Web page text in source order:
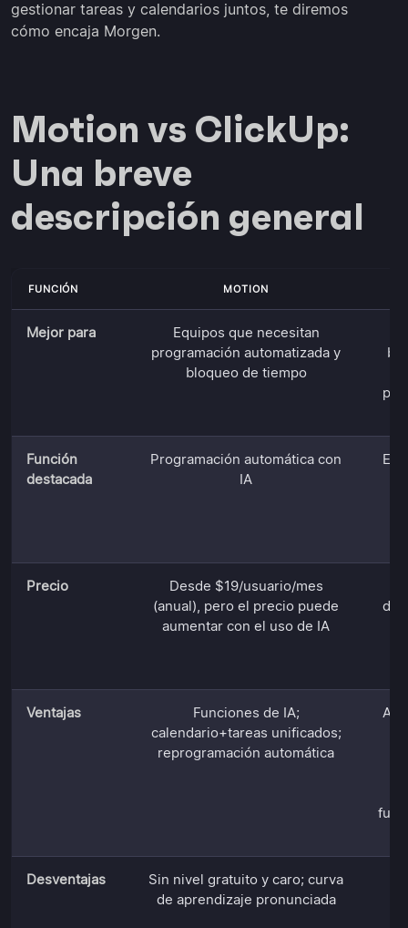
gestionar tareas y calendarios juntos, te diremos
cómo encaja Morgen.
Motion vs ClickUp:
Una breve
descripción general
FUNCIÓN MOTION
Mejor para
Equipos que necesitan
programación automatizada y
bloqueo de tiempo
Función
destacada
Programación automática con
IA
Precio
Desde $19/usuario/mes
(anual), pero el precio puede
aumentar con el uso de IA
Ventajas
Funciones de IA;
calendario+tareas unificados;
reprogramación automática
Desventajas
Sin nivel gratuito y caro; curva
de aprendizaje pronunciada